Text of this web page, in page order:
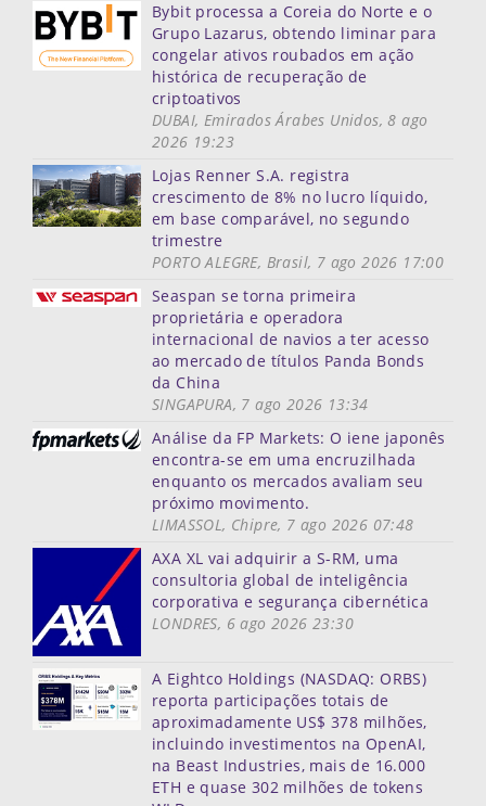
Bybit processa a Coreia do Norte e o
Grupo Lazarus, obtendo liminar para
congelar ativos roubados em ação
histórica de recuperação de
criptoativos
DUBAI, Emirados Árabes Unidos, 8 ago
2026 19:23
Lojas Renner S.A. registra
crescimento de 8% no lucro líquido,
em base comparável, no segundo
trimestre
PORTO ALEGRE, Brasil, 7 ago 2026 17:00
Seaspan se torna primeira
proprietária e operadora
internacional de navios a ter acesso
ao mercado de títulos Panda Bonds
da China
SINGAPURA, 7 ago 2026 13:34
Análise da FP Markets: O iene japonês
encontra-se em uma encruzilhada
enquanto os mercados avaliam seu
próximo movimento.
LIMASSOL, Chipre, 7 ago 2026 07:48
AXA XL vai adquirir a S-RM, uma
consultoria global de inteligência
corporativa e segurança cibernética
LONDRES, 6 ago 2026 23:30
A Eightco Holdings (NASDAQ: ORBS)
reporta participações totais de
aproximadamente US$ 378 milhões,
incluindo investimentos na OpenAI,
na Beast Industries, mais de 16.000
ETH e quase 302 milhões de tokens